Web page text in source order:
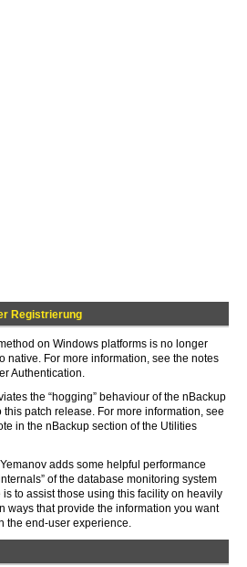
Registrierung
on Windows platforms is no longer
native. For more information, see the notes
Authentication.
the “hogging” behaviour of the nBackup
patch release. For more information, see
in the nBackup section of the Utilities
adds some helpful performance
of the database monitoring system
is to assist those using this facility on heavily
ways that provide the information you want
the end-user experience.